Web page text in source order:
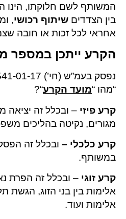
המשותף לשם חלוקתו, הינו
בין הצדדים שיתוף רכושי,
אחראי לכל זכות או חובה
הקרע ייתכן במספר
“מהו “מועד הקרע“?
קרע פיזי – ובכלל זה יציאה
מגורים, נקיטה בהליכים
קרע כלכלי – ובכלל זה
במשותף.
קרע זוגי – ובכלל זה הפרת
אלימות בין בני הזוג, הגשת
אלימות ועוד.